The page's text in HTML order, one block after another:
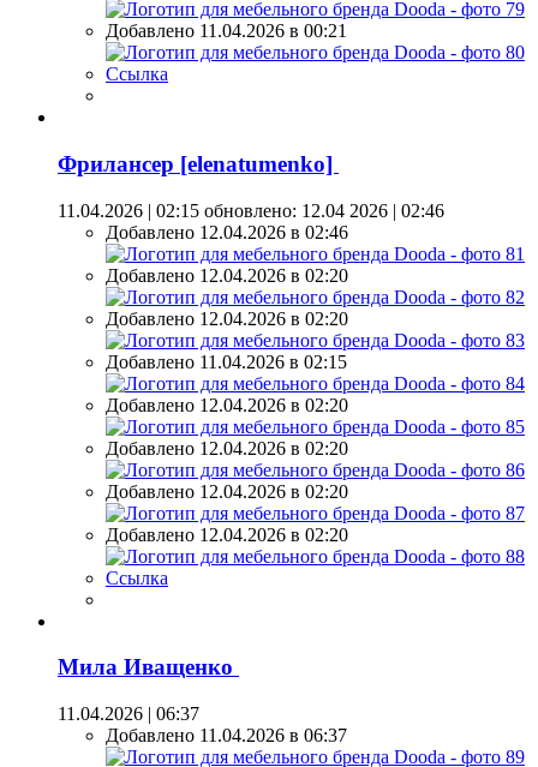
Добавлено 11.04.2026 в 00:21
Ссылка
Фрилансер [elenatumenko]
11.04.2026 | 02:15 обновлено: 12.04 2026 | 02:46
Добавлено 12.04.2026 в 02:46
Добавлено 12.04.2026 в 02:20
Добавлено 12.04.2026 в 02:20
Добавлено 11.04.2026 в 02:15
Добавлено 12.04.2026 в 02:20
Добавлено 12.04.2026 в 02:20
Добавлено 12.04.2026 в 02:20
Добавлено 12.04.2026 в 02:20
Ссылка
Мила Иващенко
11.04.2026 | 06:37
Добавлено 11.04.2026 в 06:37